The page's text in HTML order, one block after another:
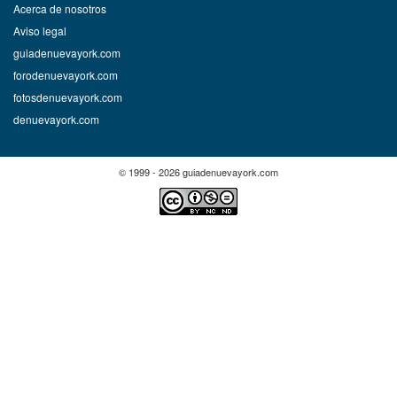
Acerca de nosotros
Aviso legal
guiadenuevayork.com
forodenuevayork.com
fotosdenuevayork.com
denuevayork.com
© 1999 - 2026 guiadenuevayork.com